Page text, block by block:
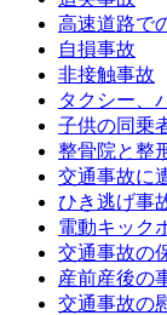
高速道路で
自損事故
非接触事故
タクシー、
子供の同乗
整骨院と整
交通事故に
ひき逃げ事
電動キック
交通事故の
産前産後の
交通事故の